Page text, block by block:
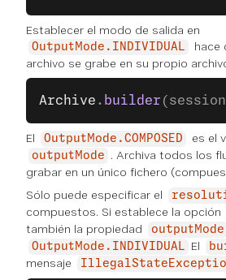
Establecer el modo de salida en
OutputMode.INDIVIDUAL
hace
archivo se grabe en su propio
Archive . builder
El OutputMode.COMPOSED es el
outputMode
. Archiva todos los
grabar en un único fichero
Sólo puede especificar el
compuestos. Si establece la opción
también la propiedad
outputMode
OutputMode.INDIVIDUAL El
mensaje